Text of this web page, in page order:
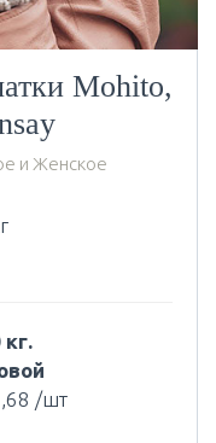
Mohito,
и Женское
кг.
/шт